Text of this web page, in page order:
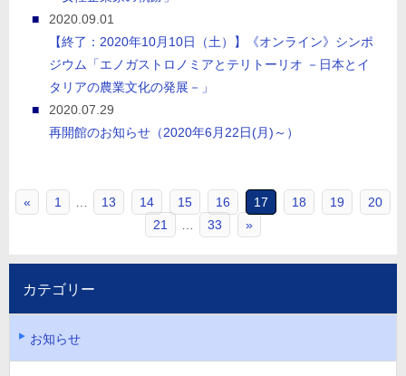
2020.09.01
【終了：2020年10月10日（土）】《オンライン》シンポ
ジウム「エノガストロノミアとテリトーリオ －日本とイ
タリアの農業文化の発展－」
2020.07.29
再開館のお知らせ（2020年6月22日(月)～）
« 1 13 14 15 16 17 18 19
20
21
33 »
カテゴリー
お知らせ